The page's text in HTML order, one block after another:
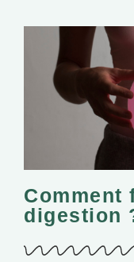
Comment
digestion